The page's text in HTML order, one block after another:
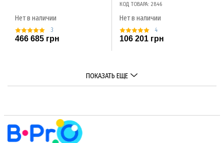
Нет в наличии
3
466 685 грн
КОД ТОВАРА: 2846
Нет в наличии
4
106 201 грн
ПОКАЗАТЬ ЕЩЕ